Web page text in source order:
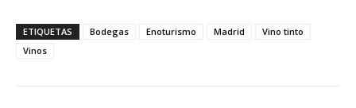
ETIQUETAS Bodegas Enoturismo Madrid
Vino tinto
Vinos